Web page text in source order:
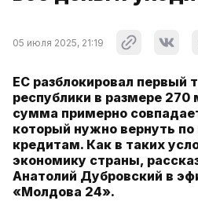
05 июля 2025, 21:19
ЕС разблокировал первый
республики в размере 270
сумма примерно
который нужно вернуть
кредитам. Как в таких
экономику страны,
Анатолий Дубровский в
«Молдова 24».